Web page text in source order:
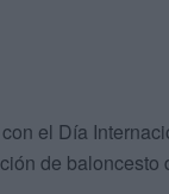
el Día
de